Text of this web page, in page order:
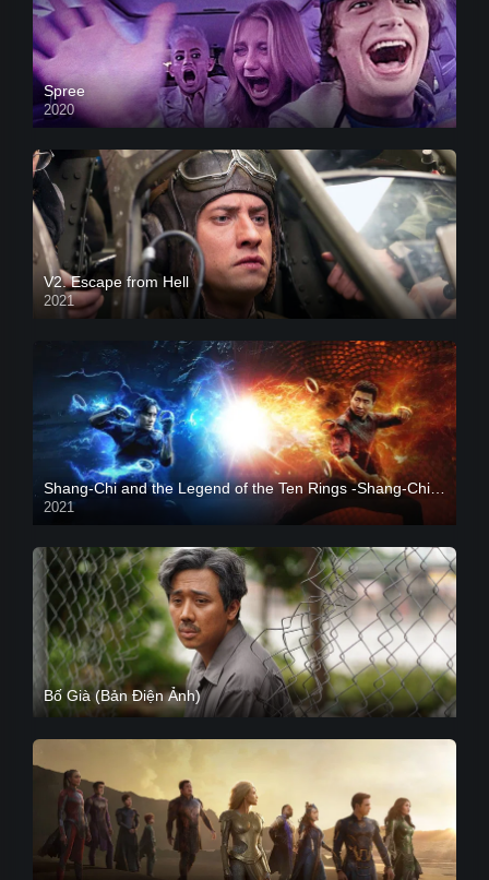
Spree
2020
V2. Escape from Hell
2021
Shang-Chi and the Legend of the Ten Rings -Shang-Chi và huyền thoại Thập Luân
2021
CAM
Bố Già (Bản Điện Ảnh)